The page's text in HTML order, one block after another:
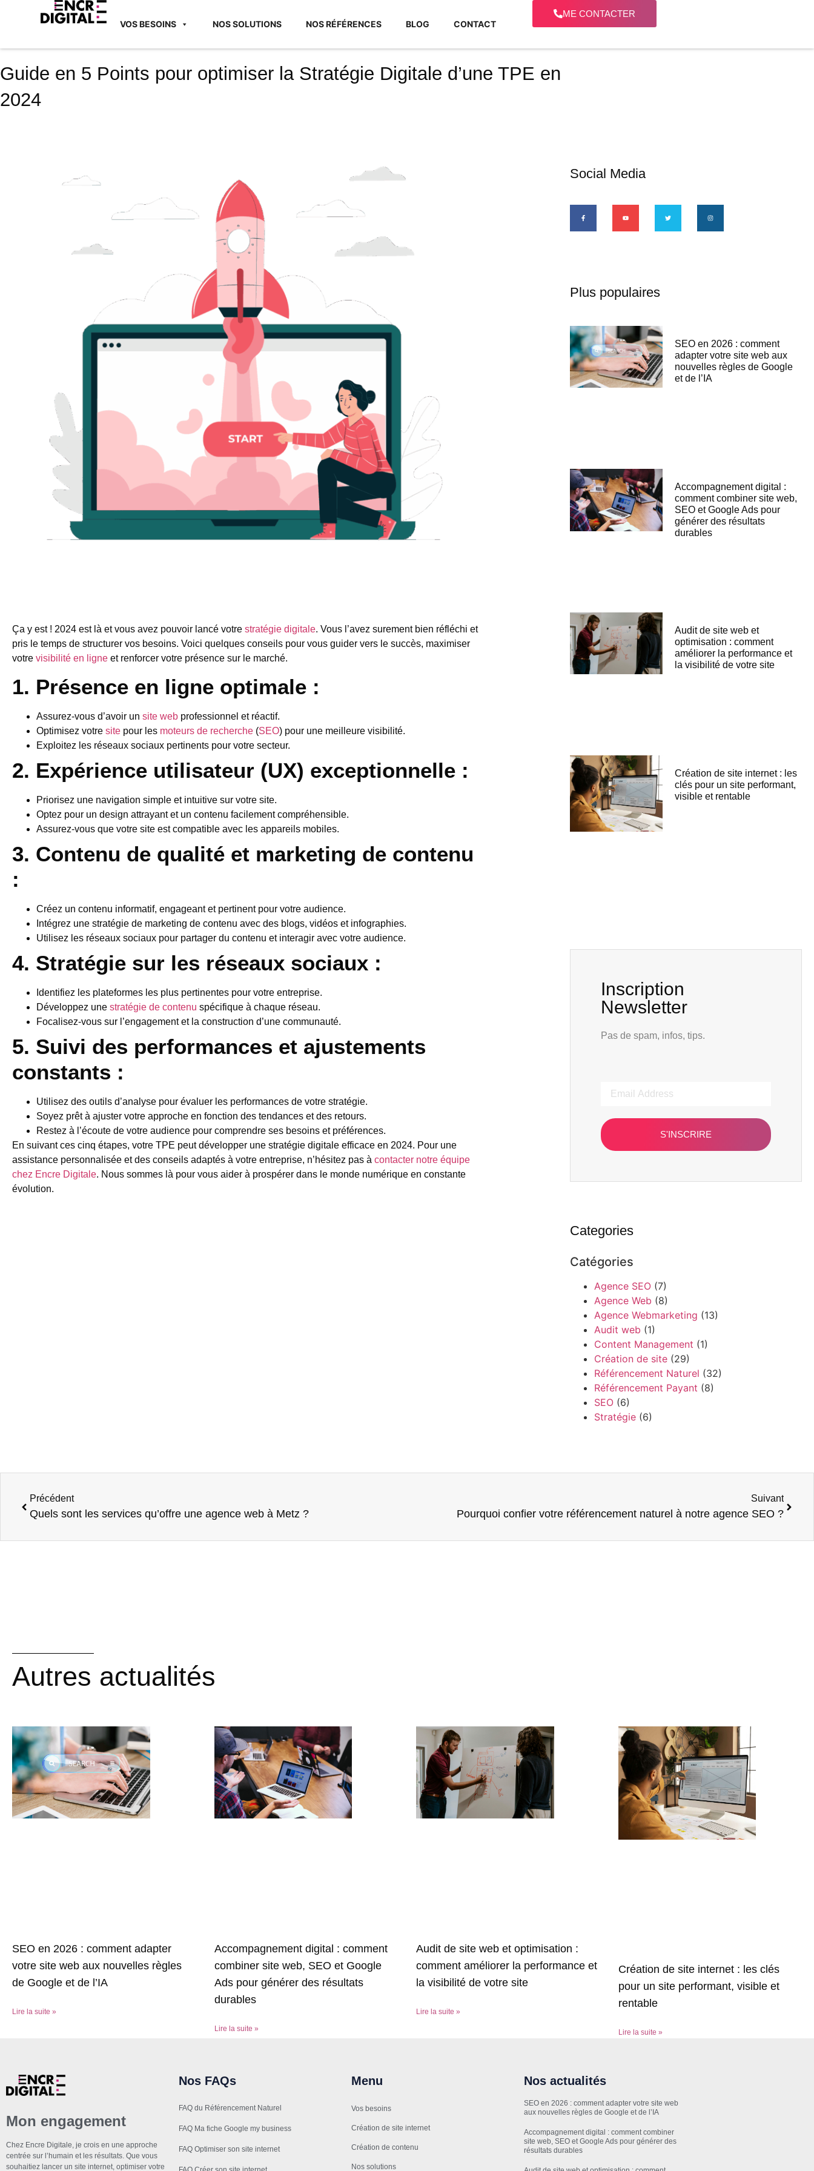
VOS BESOINS NOS SOLUTIONS NOS RÉFÉRENCES BLOG CONTACT
ME CONTACTER
Guide en 5 Points pour optimiser la Stratégie Digitale d’une TPE en
2024
Ça y est ! 2024 est là et vous avez pouvoir lancé votre stratégie digitale. Vous l’avez surement bien réfléchi et
pris le temps de structurer vos besoins. Voici quelques conseils pour vous guider vers le succès, maximiser
votre visibilité en ligne et renforcer votre présence sur le marché.
1. Présence en ligne optimale :
Assurez-vous d’avoir un site web professionnel et réactif.
Optimisez votre site pour les moteurs de recherche (SEO) pour une meilleure visibilité.
Exploitez les réseaux sociaux pertinents pour votre secteur.
2. Expérience utilisateur (UX) exceptionnelle :
Priorisez une navigation simple et intuitive sur votre site.
Optez pour un design attrayant et un contenu facilement compréhensible.
Assurez-vous que votre site est compatible avec les appareils mobiles.
3. Contenu de qualité et marketing de contenu
:
Créez un contenu informatif, engageant et pertinent pour votre audience.
Intégrez une stratégie de marketing de contenu avec des blogs, vidéos et infographies.
Utilisez les réseaux sociaux pour partager du contenu et interagir avec votre audience.
4. Stratégie sur les réseaux sociaux :
Identifiez les plateformes les plus pertinentes pour votre entreprise.
Développez une stratégie de contenu spécifique à chaque réseau.
Focalisez-vous sur l’engagement et la construction d’une communauté.
5. Suivi des performances et ajustements
constants :
Utilisez des outils d’analyse pour évaluer les performances de votre stratégie.
Soyez prêt à ajuster votre approche en fonction des tendances et des retours.
Restez à l’écoute de votre audience pour comprendre ses besoins et préférences.
En suivant ces cinq étapes, votre TPE peut développer une stratégie digitale efficace en 2024. Pour une
assistance personnalisée et des conseils adaptés à votre entreprise, n’hésitez pas à contacter notre équipe
chez Encre Digitale. Nous sommes là pour vous aider à prospérer dans le monde numérique en constante
évolution.
Social Media
Plus populaires
SEO en 2026 : comment
adapter votre site web aux
nouvelles règles de Google
et de l’IA
Accompagnement digital :
comment combiner site web,
SEO et Google Ads pour
générer des résultats
durables
Audit de site web et
optimisation : comment
améliorer la performance et
la visibilité de votre site
Création de site internet : les
clés pour un site performant,
visible et rentable
Inscription
Newsletter
Pas de spam, infos, tips.
S'INSCRIRE
Categories
Catégories
Agence SEO(7)
Agence Web (8)
Agence Webmarketing (13)
Audit web (1)
Content Management (1)
Création de site(29)
Référencement Naturel (32)
Référencement Payant (8)
SEO(6)
Stratégie(6)
Précédent
Quels sont les services qu’offre une agence web à Metz ?
Suivant
Pourquoi confier votre référencement naturel à notre agence SEO ?
Autres actualités
SEO en 2026 : comment adapter
votre site web aux nouvelles règles
de Google et de l’IA
Lire la suite »
Accompagnement digital : comment
combiner site web, SEO et Google
Ads pour générer des résultats
durables
Lire la suite »
Audit de site web et optimisation :
comment améliorer la performance et
la visibilité de votre site
Lire la suite »
Création de site internet : les clés
pour un site performant, visible et
rentable
Lire la suite »
Mon engagement
Chez Encre Digitale, je crois en une approche
centrée sur l’humain et les résultats. Que vous
souhaitiez lancer un site internet, optimiser votre
Nos FAQs
FAQ du Référencement Naturel
FAQ Ma fiche Google my business
FAQ Optimiser son site internet
Menu
Vos besoins
Création de site internet
Création de contenu
Nos solutions
Nos actualités
SEO en 2026 : comment adapter votre site web
aux nouvelles règles de Google et de l’IA
Accompagnement digital : comment combiner
site web, SEO et Google Ads pour générer des
résultats durables